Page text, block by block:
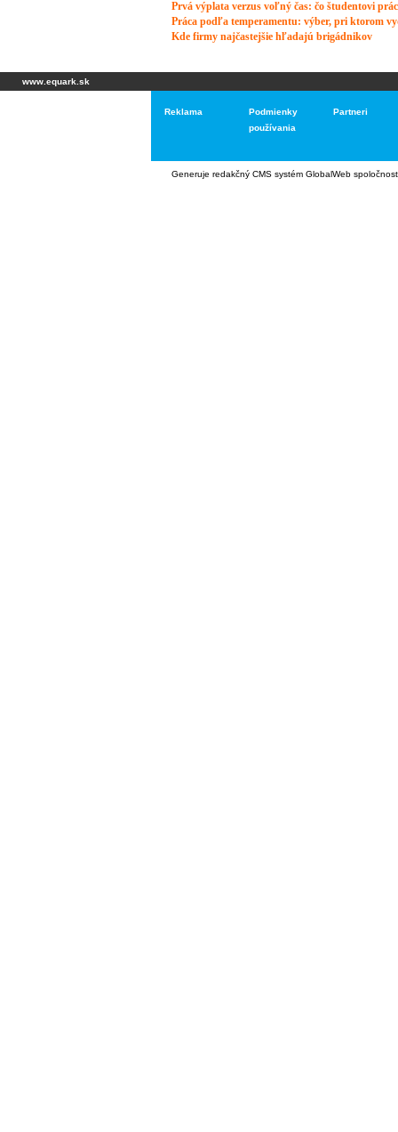
www.equark.sk
Reklama
Podmienky
používania
Partneri
Generuje redakčný CMS systém GlobalWeb